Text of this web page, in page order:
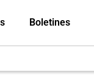
Boletines